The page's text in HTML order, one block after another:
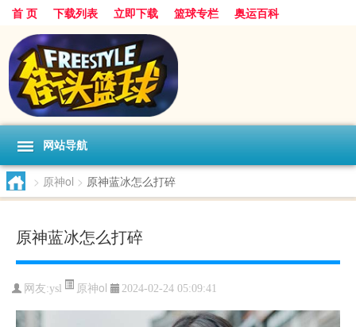
首 页 下载列表 立即下载 篮球专栏 奥运百科
网站导航
> 原神ol > 原神蓝冰怎么打碎
原神蓝冰怎么打碎
网友:ysl 原神ol 2024-02-24 05:09:41